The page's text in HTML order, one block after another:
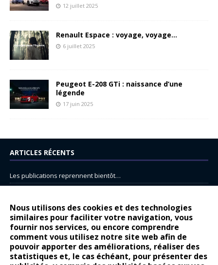
Nous utilisons des cookies et des technologies
similaires pour faciliter votre navigation, vous
fournir nos services, ou encore comprendre
comment vous utilisez notre site web afin de
pouvoir apporter des améliorations, réaliser des
statistiques et, le cas échéant, pour présenter des
12 juillet 2025
Renault Espace : voyage, voyage…
6 juillet 2025
Peugeot E-208 GTi : naissance d’une
légende
17 juin 2025
ARTICLES RÉCENTS
Les publications reprennent bientôt…
14 juillet : nouveau film de marque pour Citroën
Renault Espace : voyage, voyage…
Peugeot E-208 GTi : naissance d’une légende
COMMENTAIRES RÉCENTS